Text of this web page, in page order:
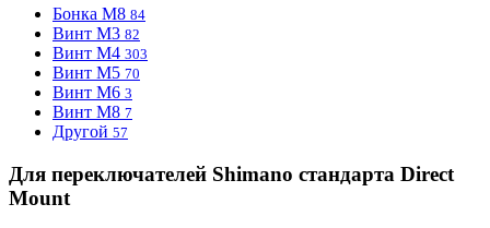
Бонка M8 84
Винт M3 82
Винт M4 303
Винт M5 70
Винт М6 3
Винт М8 7
Другой 57
Для переключателей Shimano стандарта Direct
Mount